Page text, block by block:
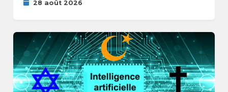
28 août 2026